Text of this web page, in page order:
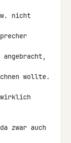
nicht
angebracht,
wollte.
wirklich
zwar auch